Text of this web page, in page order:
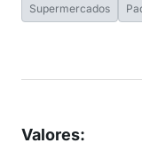
Supermercados
Valores: